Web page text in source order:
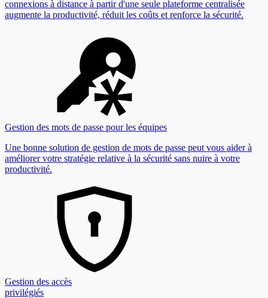
connexions à distance à partir d'une seule plateforme centralisée
augmente la productivité, réduit les coûts et renforce la sécurité.
Gestion des mots de passe pour les équipes
Une bonne solution de gestion de mots de passe peut vous aider à
améliorer votre stratégie relative à la sécurité sans nuire à votre
productivité.
Gestion des accès
privilégiés